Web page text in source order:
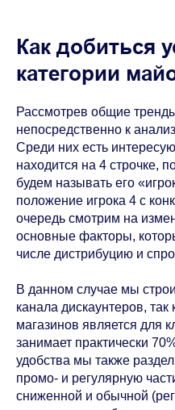
Как добиться
категории
Рассмотрев общие
непосредственно к
Среди них есть
находится на 4 строчке,
будем называть его
положение игрока 4 с
очередь смотрим на
основные факторы,
числе дистрибуцию и
В данном случае мы
канала дискаунтеров,
магазинов является для
занимает практически
удобства мы также
промо- и регулярную
сниженной и обычной